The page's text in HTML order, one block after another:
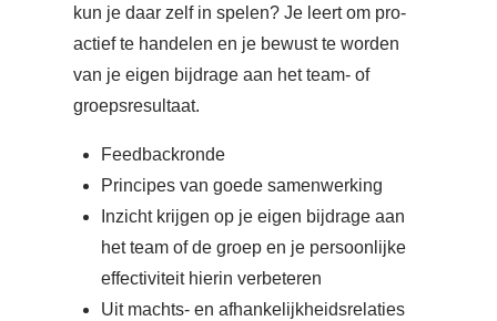
kun je daar zelf in spelen? Je leert om pro-
actief te handelen en je bewust te worden
van je eigen bijdrage aan het team- of
groepsresultaat.
Feedbackronde
Principes van goede samenwerking
Inzicht krijgen op je eigen bijdrage aan
het team of de groep en je persoonlijke
effectiviteit hierin verbeteren
Uit machts- en afhankelijkheidsrelaties